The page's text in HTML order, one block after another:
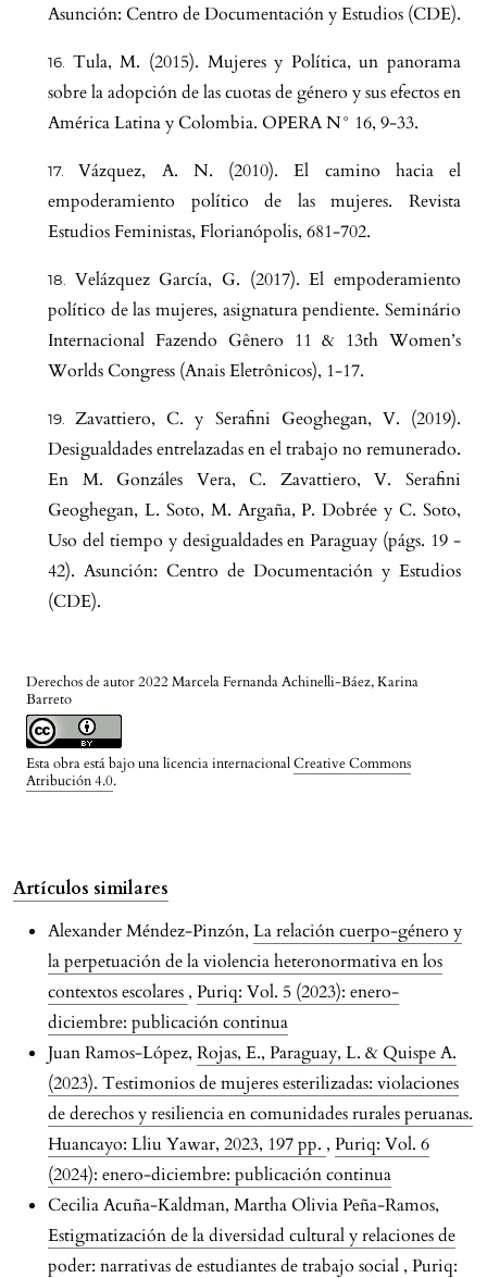
Derechos de autor 2022 Marcela Fernanda Achinelli-Báez, Karina
Barreto
Esta obra está bajo una licencia internacionalCreative Commons
Atribución 4.0.
Asunción: Centro de Documentación y Estudios (CDE).
Tula, M. (2015). Mujeres y Política, un panorama
sobre la adopción de las cuotas de género y sus efectos en
América Latina y Colombia. OPERA N° 16, 9-33.
Vázquez, A. N. (2010). El camino hacia el
empoderamiento político de las mujeres. Revista
Estudios Feministas, Florianópolis, 681-702.
Velázquez García, G. (2017). El empoderamiento
político de las mujeres, asignatura pendiente. Seminário
Internacional Fazendo Gênero 11 & 13th Women’s
Worlds Congress (Anais Eletrônicos), 1-17.
Zavattiero, C. y Serafini Geoghegan, V. (2019).
Desigualdades entrelazadas en el trabajo no remunerado.
En M. Gonzáles Vera, C. Zavattiero, V. Serafini
Geoghegan, L. Soto, M. Argaña, P. Dobrée y C. Soto,
Uso del tiempo y desigualdades en Paraguay (págs. 19 -
42). Asunción: Centro de Documentación y Estudios
(CDE).
Artículos similares
Alexander Méndez-Pinzón, La relación cuerpo-género y
la perpetuación de la violencia heteronormativa en los
contextos escolares , Puriq: Vol. 5 (2023): enero-
diciembre: publicación continua
Juan Ramos-López, Rojas, E., Paraguay, L. & Quispe A.
(2023). Testimonios de mujeres esterilizadas: violaciones
de derechos y resiliencia en comunidades rurales peruanas.
Huancayo: Lliu Yawar, 2023, 197 pp. , Puriq: Vol. 6
(2024): enero-diciembre: publicación continua
Cecilia Acuña-Kaldman, Martha Olivia Peña-Ramos,
Estigmatización de la diversidad cultural y relaciones de
poder: narrativas de estudiantes de trabajo social , Puriq: